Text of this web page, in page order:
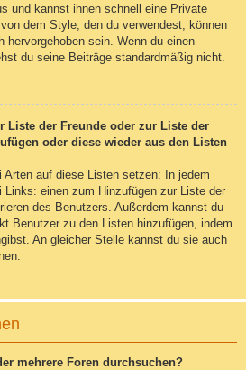
und kannst ihnen schnell eine Private
dem Style, den du verwendest, können
hervorgehoben sein. Wenn du einen
du seine Beiträge standardmäßig nicht.
Liste der Freunde oder zur Liste der
oder diese wieder aus den Listen
auf diese Listen setzen: In jedem
einen zum Hinzufügen zur Liste der
des Benutzers. Außerdem kannst du
Benutzer zu den Listen hinzufügen, indem
An gleicher Stelle kannst du sie auch
mehrere Foren durchsuchen?